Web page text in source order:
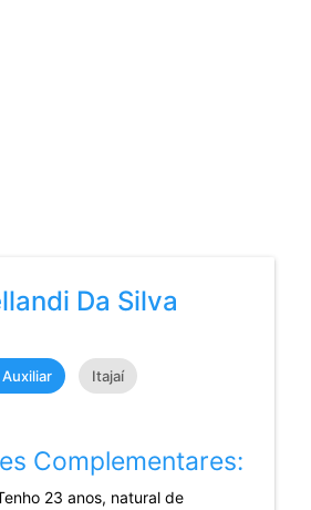
Da Silva
Itajaí
Complementares:
23 anos, natural de